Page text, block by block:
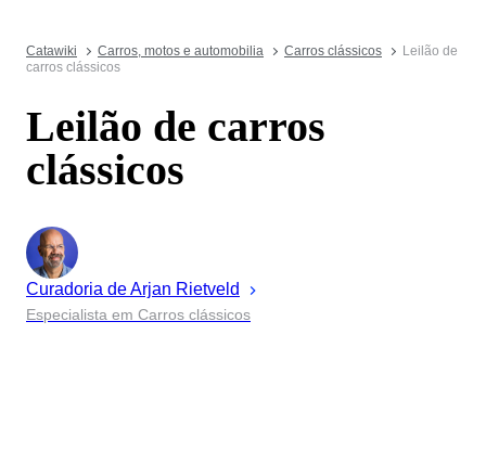
Catawiki Carros, motos e automobilia Carros clássicos
Leilão de
carros clássicos
Leilão de carros
clássicos
Curadoria deArjan Rietveld
Especialista em Carros clássicos